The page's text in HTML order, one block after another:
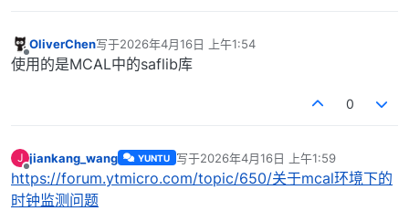
离线
OliverChen写于2026年4月16日 上午1:54
最后由 编辑
使用的是MCAL中的saflib库
0
J
离线
jiankang_wang YUNTU 写于2026年4月16日 上午1:59
最后由 编辑
https://forum.ytmicro.com/topic/650/关于mcal环境下的
时钟监测问题